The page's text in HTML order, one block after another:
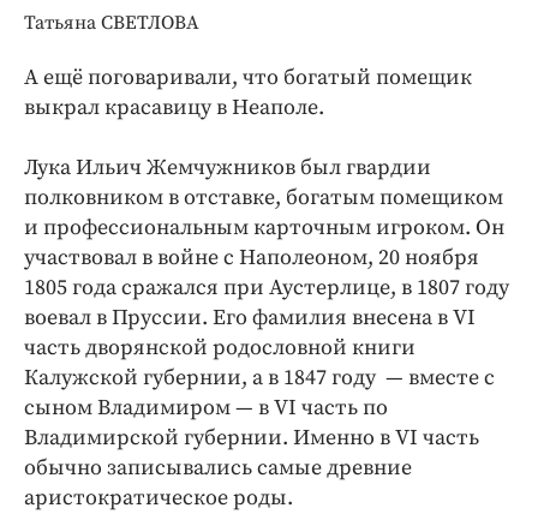
Татьяна СВЕТЛОВА
А ещё поговаривали, что богатый помещик
выкрал красавицу в Неаполе.
Лука Ильич Жемчужников был гвардии
полковником в отставке, богатым помещиком
и профессиональным карточным игроком. Он
участвовал в вой­не с Наполеоном, 20 ноября
1805 года сражался при Аустерлице, в 1807 году
воевал в Пруссии. Его фамилия внесена в VI
часть дворянской родословной книги
Калужской губернии, а в 1847 году — вместе с
сыном Владимиром — в VI часть по
Владимирской губернии. Именно в VI часть
обычно записывались самые древние
аристократическое роды.